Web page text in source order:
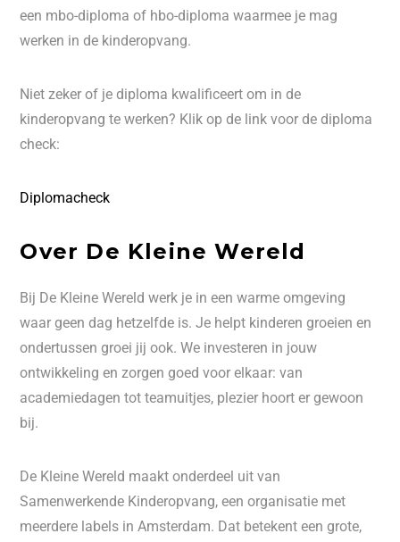
een mbo-diploma of hbo-diploma waarmee je mag
werken in de kinderopvang.
Niet zeker of je diploma kwalificeert om in de
kinderopvang te werken? Klik op de link voor de diploma
check:
Diplomacheck
Over De Kleine Wereld
Bij De Kleine Wereld werk je in een warme omgeving
waar geen dag hetzelfde is. Je helpt kinderen groeien en
ondertussen groei jij ook. We investeren in jouw
ontwikkeling en zorgen goed voor elkaar: van
academiedagen tot teamuitjes, plezier hoort er gewoon
bij.
De Kleine Wereld maakt onderdeel uit van
Samenwerkende Kinderopvang, een organisatie met
meerdere labels in Amsterdam. Dat betekent een grote,